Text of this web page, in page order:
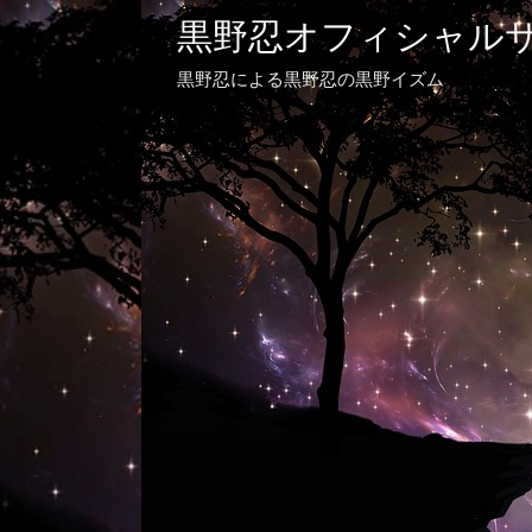
黒野忍オフィシャル
黒野忍による黒野忍の黒野イズム